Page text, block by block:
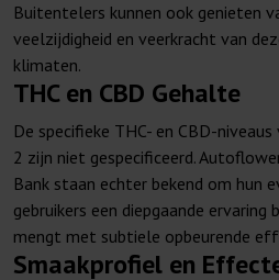
Buitentelers kunnen ook genieten
veelzijdigheid en veerkracht van
klimaten.
THC en CBD Gehalte
De specifieke THC- en CBD-
2 zijn niet gespecificeerd.
Bank staan echter bekend om hun
gebruikers een diepgaande ervaring
mengt met subtiele opbeurende
Smaakprofiel en